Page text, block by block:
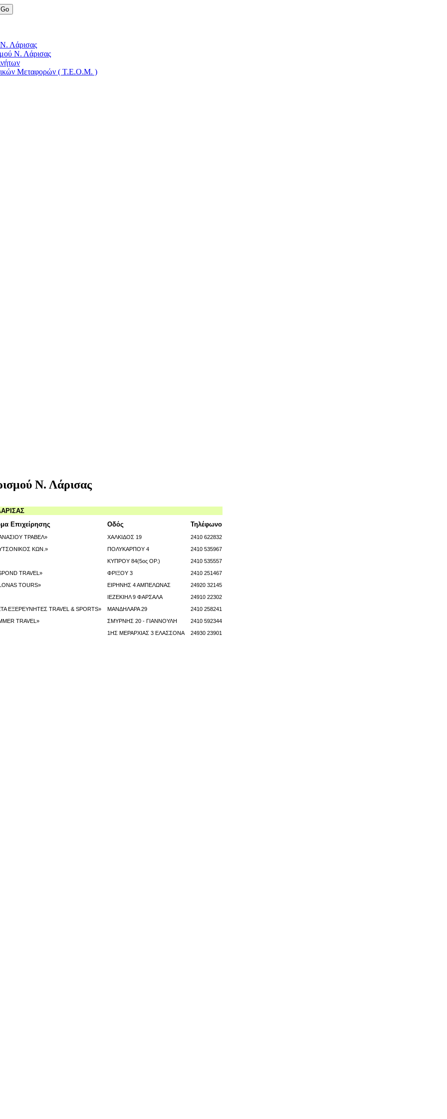
Λάρισας
Ν. Λάρισας
Μεταφορών ( Τ.Ε.Ο.Μ. )
Ν. Λάρισας
Επιχείρησης Οδός Τηλέφωνο
ΤΡΑΒΕΛ» ΧΑΛΚΙΔΟΣ 19
2410 622832
ΚΩΝ.» ΠΟΛΥΚΑΡΠΟΥ 4
2410 535967
ΚΥΠΡΟΥ 84(5ος ΟΡ.)
2410 535557
TRAVEL» ΦΡΙΞΟΥ 3
2410 251467
TOURS» ΕΙΡΗΝΗΣ 4 ΑΜΠΕΛΩΝΑΣ
24920 32145
ΙΕΖΕΚΙΗΛ 9 ΦΑΡΣΑΛΑ
24910 22302
ΕΞΕΡΕΥΝΗΤΕΣ TRAVEL & SPORTS» ΜΑΝΔΗΛΑΡΑ 29
2410 258241
TRAVEL» ΣΜΥΡΝΗΣ 20 - ΓΙΑΝΝΟΥΛΗ
2410 592344
1ΗΣ ΜΕΡΑΡΧΙΑΣ 3 ΕΛΑΣΣΟΝΑ 24930 23901